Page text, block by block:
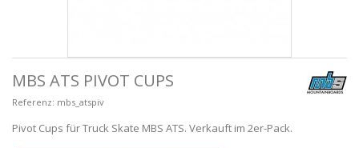
MBS ATS PIVOT CUPS
Referenz: mbs_atspiv
Pivot Cups für Truck Skate MBS ATS. Verkauft im 2er-Pack.